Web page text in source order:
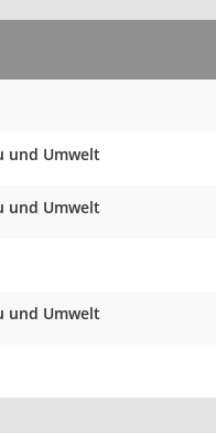
und Umwelt
und Umwelt
und Umwelt